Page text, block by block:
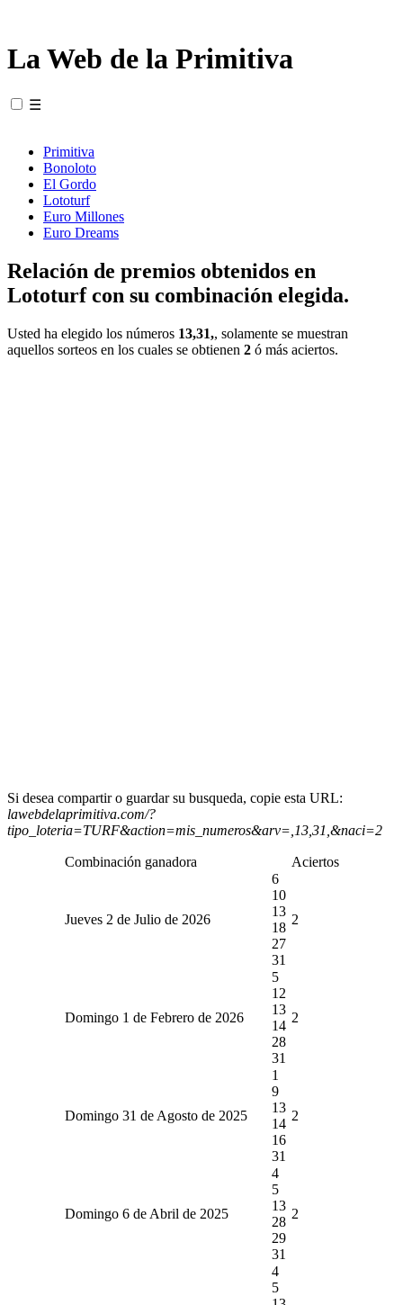
La Web de la Primitiva
☰
Primitiva
Bonoloto
El Gordo
Lototurf
Euro Millones
Euro Dreams
Relación de premios obtenidos en
Lototurf con su combinación elegida.
Usted ha elegido los números 13,31,, solamente se muestran
aquellos sorteos en los cuales se obtienen 2 ó más aciertos.
Si desea compartir o guardar su busqueda, copie esta URL:
lawebdelaprimitiva.com/?
tipo_loteria=TURF&action=mis_numeros&arv=,13,31,&naci=2
Combinación ganadora Aciertos
Jueves 2 de Julio de 2026
6
10
13
18
27
31
2
Domingo 1 de Febrero de 2026
5
12
13
14
28
31
2
Domingo 31 de Agosto de 2025
1
9
13
14
16
31
2
Domingo 6 de Abril de 2025
4
5
13
28
29
31
2
4
5